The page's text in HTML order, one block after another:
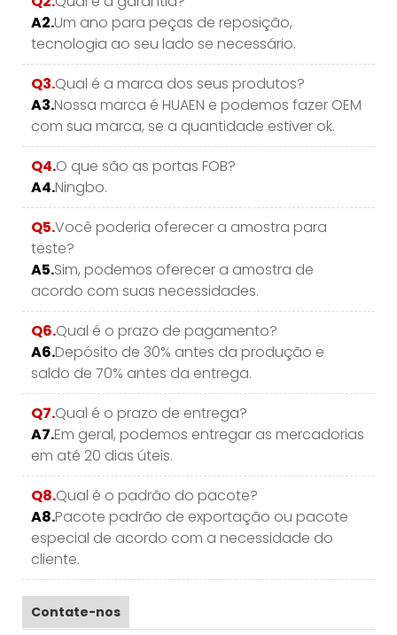
A2.Um ano para peças de reposição,
tecnologia ao seu lado se necessário.
Q3.Qual é a marca dos seus produtos?
A3.Nossa marca é HUAEN e podemos fazer OEM
com sua marca, se a quantidade estiver ok.
Q4.O que são as portas FOB?
A4.Ningbo.
Q5.Você poderia oferecer a amostra para
teste?
A5.Sim, podemos oferecer a amostra de
acordo com suas necessidades.
Q6.Qual é o prazo de pagamento?
A6.Depósito de 30% antes da produção e
saldo de 70% antes da entrega.
Q7.Qual é o prazo de entrega?
A7.Em geral, podemos entregar as mercadorias
em até 20 dias úteis.
Q8.Qual é o padrão do pacote?
A8.Pacote padrão de exportação ou pacote
especial de acordo com a necessidade do
cliente.
Contate-nos